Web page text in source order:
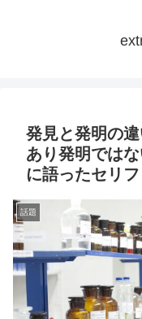
発見と発明の
あり発明では
に語ったセリフ
話題